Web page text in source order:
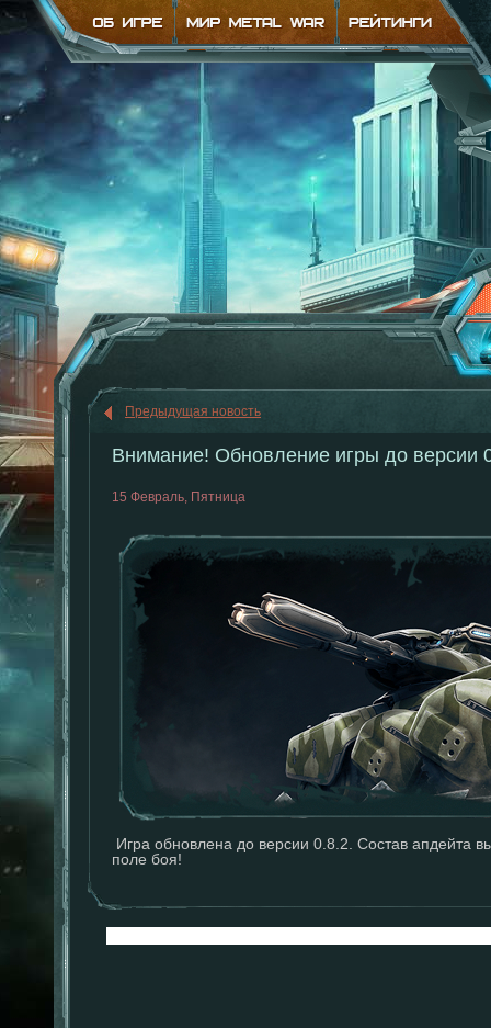
Предыдущая новость
Внимание! Обновление игры до версии
15 Февраль, Пятница
Игра обновлена до версии 0.8.2. Состав апдейта
поле боя!